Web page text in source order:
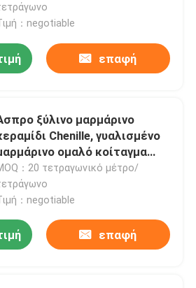
：negotiable
επαφή
ξύλινο μαρμάρινο
Chenille, γυαλισμένο
ομαλό κοίταγμα
πατωμάτων
：20 τετραγωνικό μέτρο/
：negotiable
επαφή